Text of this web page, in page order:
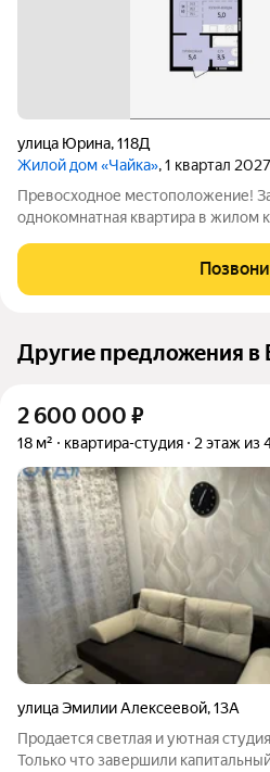
улица Юрина,118Д
Жилой дом «Чайка», 1 квартал 2027
Превосходное местоположение!
однокомнатная квартира в жилом
Новороссийской, в
необходимое под рукой! В
Другие предложения в
2 600 000 ₽
18 м² квартира-студия 2 этаж из
улица Эмилии Алексеевой,13А
Продается светлая и уютная
Только что завершили